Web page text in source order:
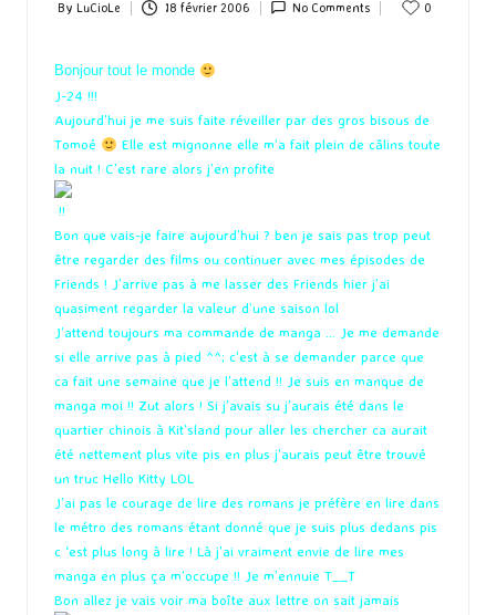
Posted
By LuCioLe 18 février 2006 No Comments 0
Bonjour tout le monde
J-24 !!!
Aujourd’hui je me suis faite réveiller par des gros bisous de
Tomoé
Elle est mignonne elle m’a fait plein de câlins toute
la nuit ! C’est rare alors j’en profite
!!
Bon que vais-je faire aujourd’hui ? ben je sais pas trop peut
être regarder des films ou continuer avec mes épisodes de
Friends ! J’arrive pas à me lasser des Friends hier j’ai
quasiment regarder la valeur d’une saison lol
J’attend toujours ma commande de manga … Je me demande
si elle arrive pas à pied ^^; c’est à se demander parce que
ca fait une semaine que je l’attend !! Je suis en manque de
manga moi !! Zut alors ! Si j’avais su j’aurais été dans le
quartier chinois à Kit’sland pour aller les chercher ca aurait
été nettement plus vite pis en plus j’aurais peut être trouvé
un truc Hello Kitty LOL
J’ai pas le courage de lire des romans je préfère en lire dans
le métro des romans étant donné que je suis plus dedans pis
c ‘est plus long à lire ! Là j’ai vraiment envie de lire mes
manga en plus ça m’occupe !! Je m’ennuie T__T
Bon allez je vais voir ma boîte aux lettre on sait jamais